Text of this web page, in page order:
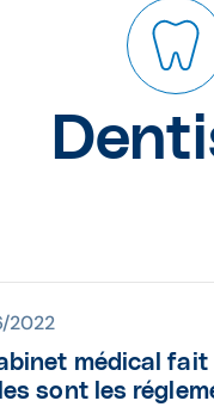
2022
médical fait
sont les